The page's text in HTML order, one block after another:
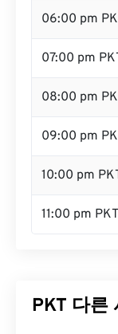
06:00 pm
07:00 pm
08:00 pm
09:00 pm
10:00 pm
11:00 pm PKT
PKT 다른